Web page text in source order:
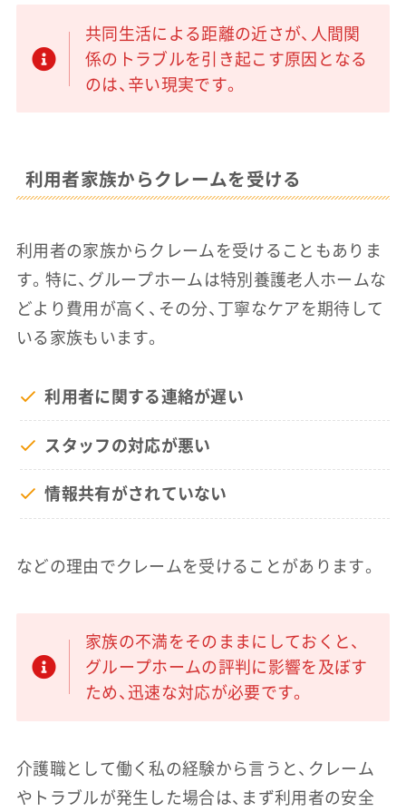
共同生活による距離の近さが、人間関
係のトラブルを引き起こす原因となる
のは、辛い現実です。
利用者家族からクレームを受ける
利用者の家族からクレームを受けることもありま
す。特に、グループホームは特別養護老人ホームな
どより費用が高く、その分、丁寧なケアを期待して
いる家族もいます。
利用者に関する連絡が遅い
スタッフの対応が悪い
情報共有がされていない
などの理由でクレームを受けることがあります。
家族の不満をそのままにしておくと、
グループホームの評判に影響を及ぼす
ため、迅速な対応が必要です。
介護職として働く私の経験から言うと、クレーム
やトラブルが発生した場合は、まず利用者の安全